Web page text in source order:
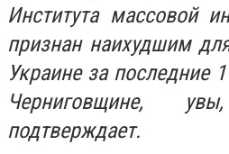
Института массовой
признан наихудшим
Украине за последние
Черниговщине,
подтверждает.